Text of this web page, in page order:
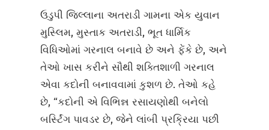
ઉડુપી જિલ્લાના અતરાડી ગામના એક યુવાન
મુસ્લિમ, મુસ્તાક અતરાડી, ભૂત ધાર્મિક
વિધિઓમાં ગરનાલ બનાવે છે અને ફેંકે છે, અને
તેઓ ખાસ કરીને સૌથી શક્તિશાળી ગરનાલ
એવા કદોની બનાવવામાં કુશળ છે. તેઓ કહે
છે, “કદોની એ વિભિન્ન રસાયણોથી બનેલો
બર્સ્ટિંગ પાવડર છે, જેને લાંબી પ્રક્રિયા પછી